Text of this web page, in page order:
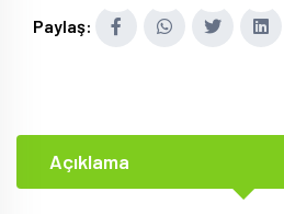
Paylaş:
Açıklama